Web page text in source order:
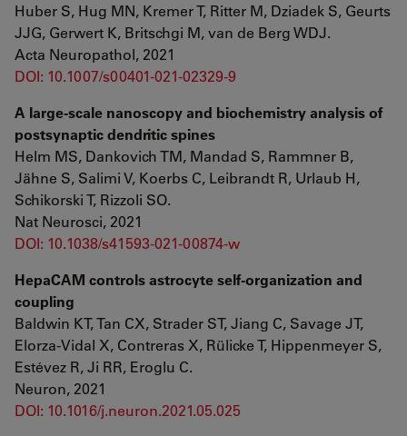
Huber S, Hug MN, Kremer T, Ritter M, Dziadek S, Geurts
JJG, Gerwert K, Britschgi M, van de Berg WDJ.
Acta Neuropathol, 2021
DOI: 10.1007/s00401-021-02329-9
A large-scale nanoscopy and biochemistry analysis of
postsynaptic dendritic spines
Helm MS, Dankovich TM, Mandad S, Rammner B,
Jähne S, Salimi V, Koerbs C, Leibrandt R, Urlaub H,
Schikorski T, Rizzoli SO.
Nat Neurosci, 2021
DOI: 10.1038/s41593-021-00874-w
HepaCAM controls astrocyte self-organization and
coupling
Baldwin KT, Tan CX, Strader ST, Jiang C, Savage JT,
Elorza-Vidal X, Contreras X, Rülicke T, Hippenmeyer S,
Estévez R, Ji RR, Eroglu C.
Neuron, 2021
DOI: 10.1016/j.neuron.2021.05.025